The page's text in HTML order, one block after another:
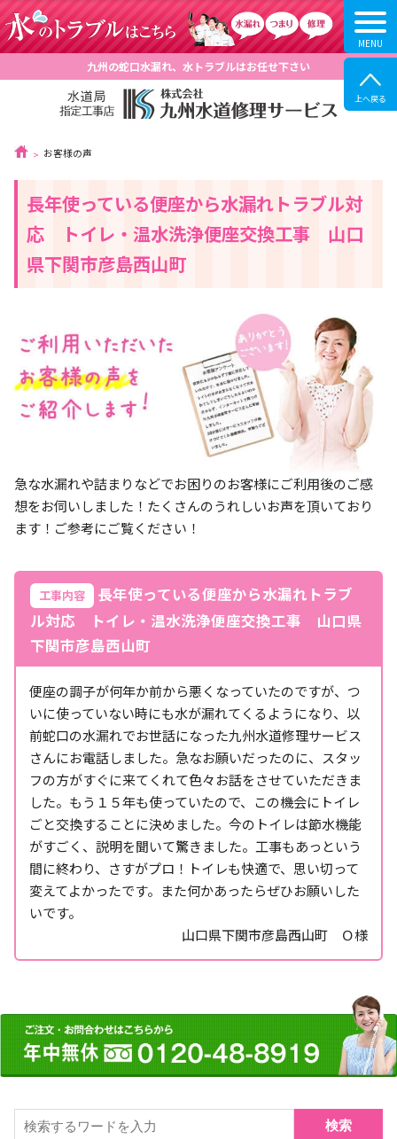
九州の蛇口水漏れ、水トラブルはお任せ下さい
お客様の声
長年使っている便座から水漏れトラブル対
応 トイレ・温水洗浄便座交換工事 山口
県下関市彦島西山町
急な水漏れや詰まりなどでお困りのお客様にご利用後のご感
想をお伺いしました！たくさんのうれしいお声を頂いており
ます！ご参考にご覧ください！
工事内容
長年使っている便座から水漏れトラブ
ル対応 トイレ・温水洗浄便座交換工事 山口県
下関市彦島西山町
便座の調子が何年か前から悪くなっていたのですが、つ
いに使っていない時にも水が漏れてくるようになり、以
前蛇口の水漏れでお世話になった九州水道修理サービス
さんにお電話しました。急なお願いだったのに、スタッ
フの方がすぐに来てくれて色々お話をさせていただきま
した。もう１５年も使っていたので、この機会にトイレ
ごと交換することに決めました。今のトイレは節水機能
がすごく、説明を聞いて驚きました。工事もあっという
間に終わり、さすがプロ！トイレも快適で、思い切って
変えてよかったです。また何かあったらぜひお願いした
いです。
山口県下関市彦島西山町 Ｏ様
検索